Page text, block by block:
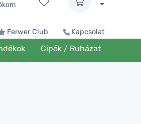
Ferwer Club Kapcsolat
Cipők / Ruházat